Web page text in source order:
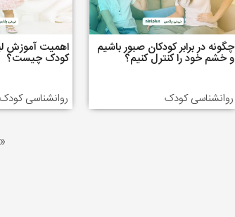
چگونه در برابر کودکان صبور باشیم
و خشم خود را کنترل کنیم؟
روانشناسی کودک
اهمیت آموزش
کودک چیست؟
روانشناسی کودک
«